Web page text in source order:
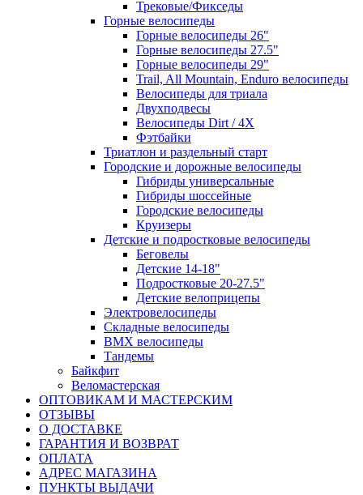
Трековые/Фикседы
Горные велосипеды
Горные велосипеды 26"
Горные велосипеды 27.5"
Горные велосипеды 29"
Trail, All Mountain, Enduro велосипеды
Велосипеды для триала
Двухподвесы
Велосипеды Dirt / 4X
Фэтбайки
Триатлон и раздельный старт
Городские и дорожные велосипеды
Гибриды универсальные
Гибриды шоссейные
Городские велосипеды
Круизеры
Детские и подростковые велосипеды
Беговелы
Детские 14-18"
Подростковые 20-27.5"
Детские велоприцепы
Электровелосипеды
Складные велосипеды
BMX велосипеды
Тандемы
Байкфит
Веломастерская
ОПТОВИКАМ И МАСТЕРСКИМ
ОТЗЫВЫ
О ДОСТАВКЕ
ГАРАНТИЯ И ВОЗВРАТ
ОПЛАТА
АДРЕС МАГАЗИНА
ПУНКТЫ ВЫДАЧИ